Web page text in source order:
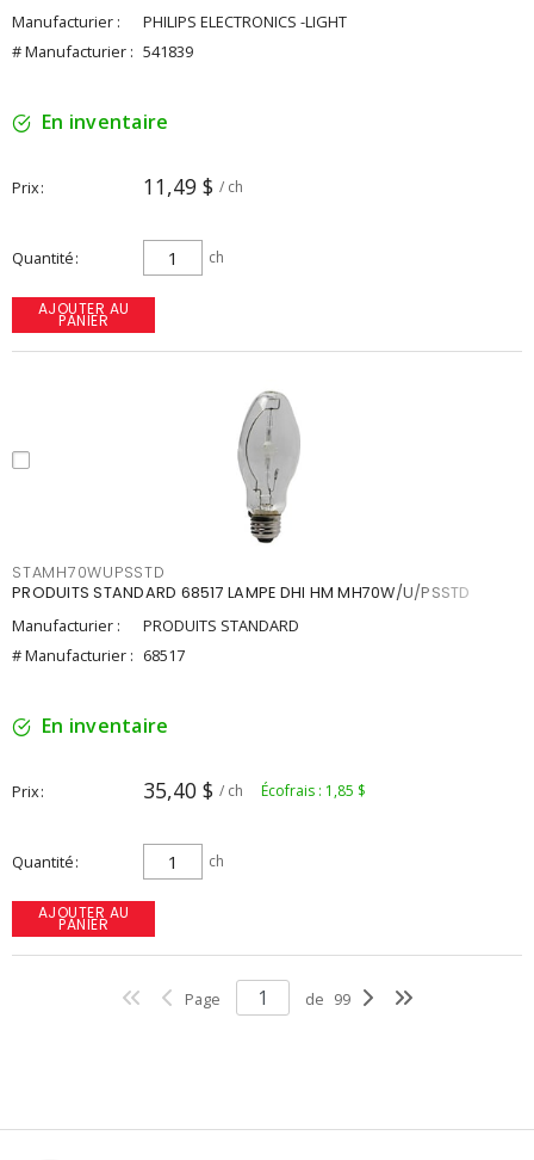
Manufacturier :
PHILIPS ELECTRONICS -LIGHT
# Manufacturier : 541839
En inventaire
Prix 11,49 $ / ch
Quantité ch
AJOUTER AU
PANIER
STAMH70WUPSSTD
PRODUITS STANDARD 68517 LAMPE DHI HM MH70W/U/PSSTD
Manufacturier :
PRODUITS STANDARD
# Manufacturier : 68517
En inventaire
Prix 35,40 $ / ch Écofrais : 1,85 $
Quantité ch
AJOUTER AU
PANIER
Page de 99